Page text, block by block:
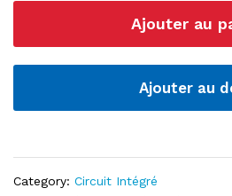
Flash
pin
20MHz
Ajouter au
Ajouter au
Category: Circuit Intégré